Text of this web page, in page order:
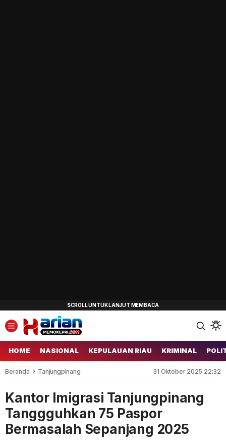
HOME NASIONAL KEPULAUAN RIAU KRIMINAL
Beranda Tanjungpinang 31 Oktober 2025 22:32
Kantor Imigrasi Tanjungpinang
Tanggguhkan 75 Paspor
Bermasalah Sepanjang 2025